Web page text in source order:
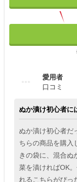
愛用者
口コミ
ぬか漬け初心者に
ぬか漬け初心者だ
ちらの商品を購入
きの袋に、混合ぬ
菜を漬ければOK
れるこちらがぴっ